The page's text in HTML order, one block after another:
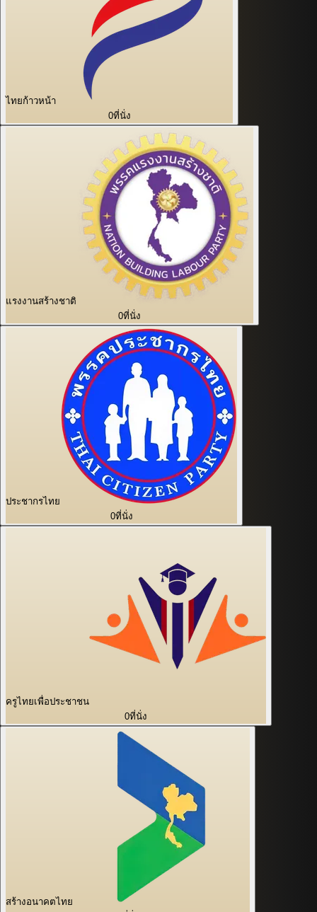
ไทยก้าวหน้า
0ที่นั่ง
แรงงานสร้างชาติ
0ที่นั่ง
ประชากรไทย
0ที่นั่ง
ครูไทยเพื่อประชาชน
0ที่นั่ง
สร้างอนาคตไทย